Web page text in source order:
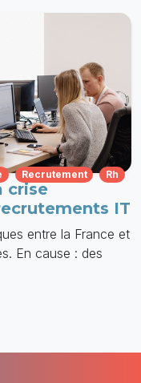
Recrutement Rh
crise
IT
entre la France et
En cause : des